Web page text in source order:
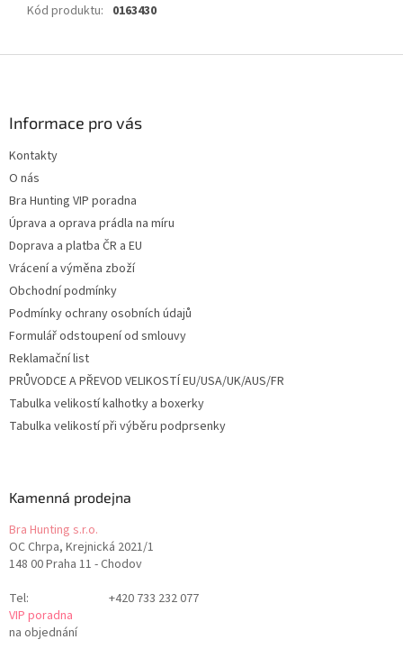
Kód produktu: 0163430
Informace pro vás
Kontakty
O nás
Bra Hunting VIP poradna
Úprava a oprava prádla na míru
Doprava a platba ČR a EU
Vrácení a výměna zboží
Obchodní podmínky
Podmínky ochrany osobních údajů
Formulář odstoupení od smlouvy
Reklamační list
PRŮVODCE A PŘEVOD VELIKOSTÍ EU/USA/UK/AUS/FR
Tabulka velikostí kalhotky a boxerky
Tabulka velikostí při výběru podprsenky
Kamenná prodejna
Bra Hunting s.r.o.
OC Chrpa, Krejnická 2021/1
148 00 Praha 11 - Chodov
Tel:
+420 733 232 077
VIP poradna
na objednání